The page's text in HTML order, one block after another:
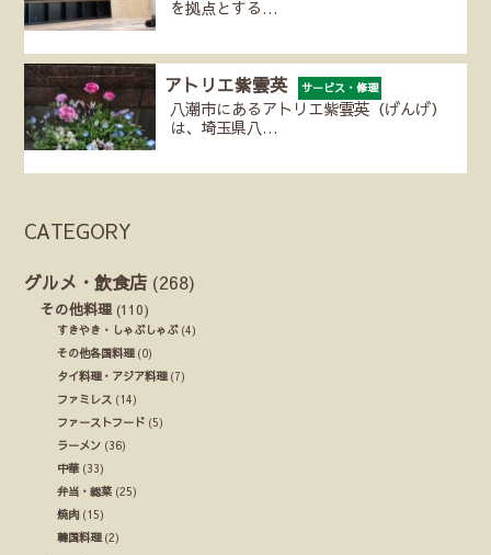
を拠点とする…
アトリエ紫雲英 サービス・修理
八潮市にあるアトリエ紫雲英（げんげ）
は、埼玉県八…
CATEGORY
グルメ・飲食店 (268)
その他料理 (110)
すきやき・しゃぶしゃぶ(4)
その他各国料理(0)
タイ料理・アジア料理(7)
ファミレス (14)
ファーストフード (5)
ラーメン (36)
中華(33)
弁当・総菜 (25)
焼肉 (15)
韓国料理(2)